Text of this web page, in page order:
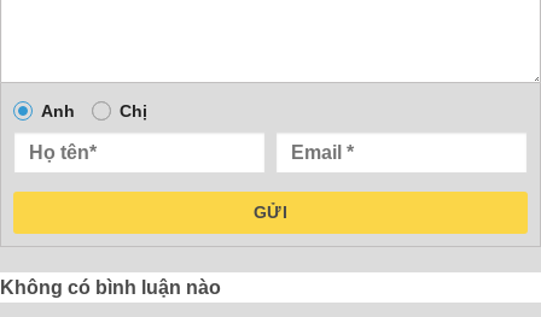
Anh Chị
GỬI
Không có bình luận nào